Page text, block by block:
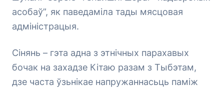
асобаў”, як паведаміла тады мясцовая
адміністрацыя.
Сінянь – гэта адна з этнічных парахавых
бочак на захадзе Кітаю разам з Тыбэтам,
дзе часта ўзьнікае напружаннасьць паміж